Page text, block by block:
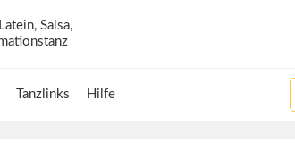
Tanzlinks Hilfe